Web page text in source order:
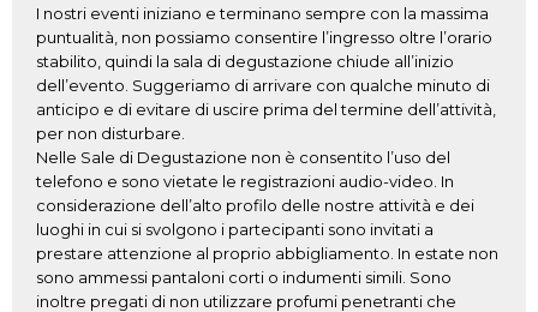
I nostri eventi iniziano e terminano sempre con la massima
puntualità, non possiamo consentire l’ingresso oltre l’orario
stabilito, quindi la sala di degustazione chiude all’inizio
dell’evento. Suggeriamo di arrivare con qualche minuto di
anticipo e di evitare di uscire prima del termine dell’attività,
per non disturbare.
Nelle Sale di Degustazione non è consentito l’uso del
telefono e sono vietate le registrazioni audio-video. In
considerazione dell’alto profilo delle nostre attività e dei
luoghi in cui si svolgono i partecipanti sono invitati a
prestare attenzione al proprio abbigliamento. In estate non
sono ammessi pantaloni corti o indumenti simili. Sono
inoltre pregati di non utilizzare profumi penetranti che